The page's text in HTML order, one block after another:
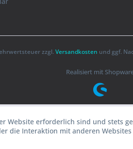
zzgl. Versandkosten und ggf.
Realisiert mit
Website erforderlich sind und stets
die Interaktion mit anderen